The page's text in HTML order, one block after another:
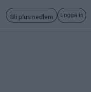
Bli plusmedlem Logga in